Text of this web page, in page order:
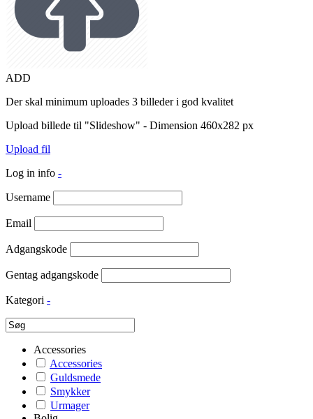
ADD
Der skal minimum uploades 3 billeder i god kvalitet
Upload billede til "Slideshow" - Dimension 460x282 px
Upload fil
Log in info -
Username
Email
Adgangskode
Gentag adgangskode
Kategori -
Accessories
Accessories
Guldsmede
Smykker
Urmager